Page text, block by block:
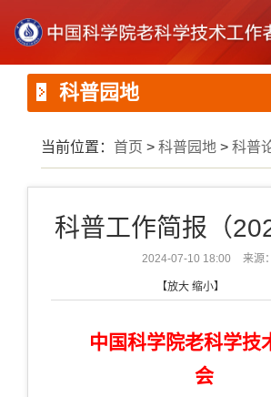
科普园地
当前位置： 首页 > 科普园地 > 科普
科普工作简报（
2024-07-10 18:00 来源：
【放大 缩小】
中国科学院老科学技
会